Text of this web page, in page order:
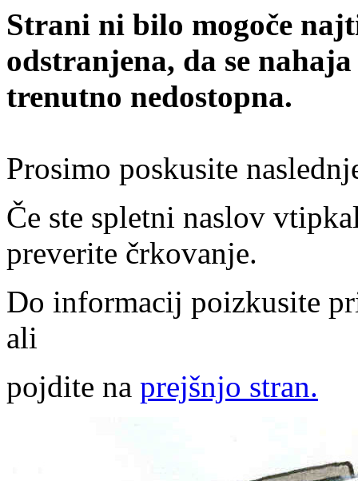
Strani ni bilo mogoče
odstranjena, da se
trenutno nedostopna.
Prosimo poskusite
Če ste spletni naslov
preverite črkovanje.
Do informacij poizkusite
ali
pojdite na prejšnjo stran.